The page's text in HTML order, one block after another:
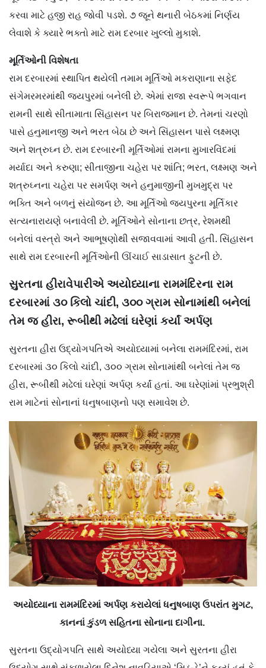
કરવા માટે હજી રાહ જોવી પડશે. ૭ જૂને થનારી બેઠકમાં નિર્ણય
લેવાશે કે ક્યારે ભક્તો માટે રામ દરબાર ખુલ્લો મુકાશે.
મૂર્તિઓની વિશેષતા
રામ દરબારમાં સ્થાપિત થયેલી તમામ મૂર્તિઓ મકરાણાના સફેદ
સંગેમરમરમાંથી જયપુરમાં બનેલી છે. એમાં રાજા સ્વરૂપે ભગવાન
રામની સાથે સીતામાતા સિંહાસન પર બિરાજમાન છે. તેમનાં ચરણો
પાસે હનુમાનજી અને ભરત બેઠા છે અને સિંહાસન પાસે લક્ષ્મણ
અને શત્રુઘ્ન છે. રામ દરબારની મૂર્તિઓમાં રામના મુખારવિંદમાં
મર્યાદા અને કરુણા; સીતાજીના ચહેરા પર શાંતિ; ભરત, લક્ષ્મણ અને
શત્રુઘ્નના ચહેરા પર સમર્પણ અને હનુમાજીની મુખમુદ્રા પર
ભક્તિ અને બળનું સંયોજન છે. આ મૂર્તિઓ જયપુરના મૂર્તિકાર
સત્યનારાયણે બનાવેલી છે. મૂર્તિઓને સોનાના છત્ર, રેશમથી
બનેલાં વસ્ત્રો અને આભૂષણોથી સજાવવામાં આવી હતી. સિંહાસન
સાથે રામ દરબારની મૂર્તિઓની ઊંચાઈ સાડાસાત ફુટની છે.
સુરતના હીરાવેપારીએ અયોધ્યાના રામમંદિરના રામ
દરબારમાં ૩૦ કિલો ચાંદી, ૩૦૦ ગ્રામ સોનામાંથી બનેલાં
તેમ જ હીરા, રૂબીથી મઢેલાં ઘરેણાં કર્યાં અર્પણ
સુરતના હીરા ઉદ્યોગપતિએ અયોધ્યામાં બનેલા રામમંદિરમાં, રામ
દરબારમાં ૩૦ કિલો ચાંદી, ૩૦૦ ગ્રામ સોનામાંથી બનેલાં તેમ જ
હીરા, રૂબીથી મઢેલાં ઘરેણાં અર્પણ કર્યાં હતાં. આ ઘરેણાંમાં પ્રભુશ્રી
રામ માટેનાં સોનાનાં ધનુષબાણનો પણ સમાવેશ છે.
અયોધ્યાના રામમંદિરમાં અર્પણ કરાયેલાં ધનુષબાણ ઉપરાંત મુગટ,
કાનનાં કુંડળ સહિતના સોનાના દાગીના.
સુરતના ઉદ્યોગપતિ સાથે અયોધ્યા ગયેલા અને સુરતના હીરા